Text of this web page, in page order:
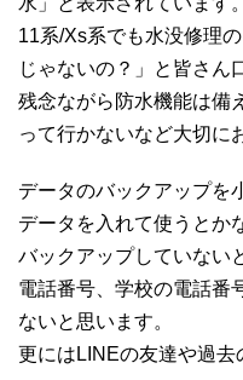
11系/Xs系でも水没修理
じゃないの？」と皆さん
残念ながら防水機能は備
って行かないなど大切に
データのバックアップを
データを入れて使うとか
バックアップしていない
電話番号、学校の電話番
ないと思います。
更にはLINEの友達や過去